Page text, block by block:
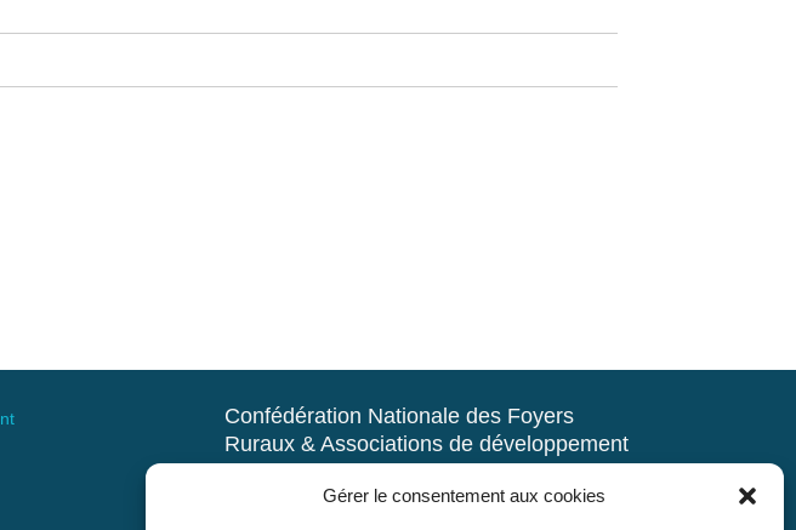
Gérer le consentement aux cookies
Confédération Nationale des Foyers
Ruraux & Associations de développement